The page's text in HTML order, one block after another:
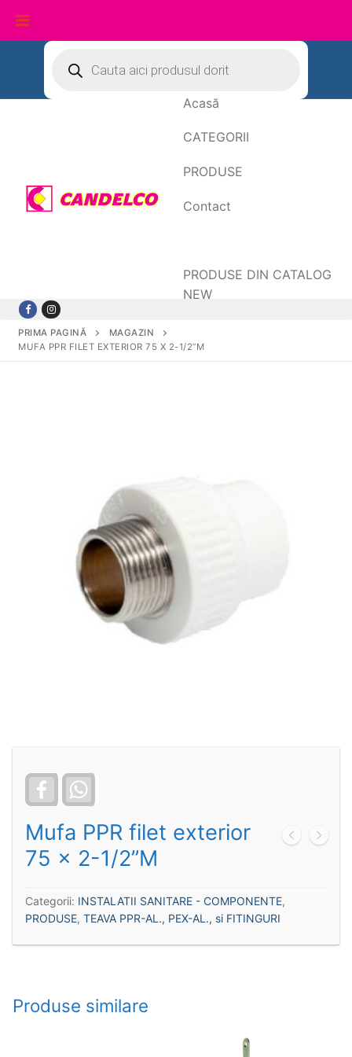
conținut
search
Acasă
CATEGORII
PRODUSE
Contact
PRODUSE DIN CATALOG
NEW
PRIMA PAGINĂ
MAGAZIN
MUFA PPR FILET EXTERIOR 75 X 2-1/2”M
Facebook
Mufa PPR filet exterior
75 x 2-1/2”M
Categorii: INSTALATII SANITARE - COMPONENTE,
PRODUSE, TEAVA PPR-AL., PEX-AL., si FITINGURI
Produse similare